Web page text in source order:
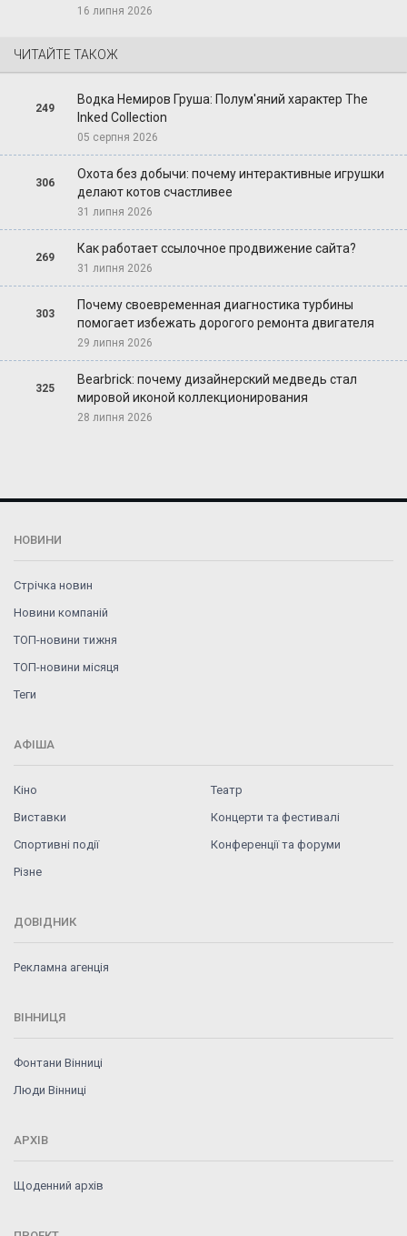
16 липня 2026
ЧИТАЙТЕ ТАКОЖ
249
Водка Немиров Груша: Полум'яний характер The
Inked Collection
05 серпня 2026
306
Охота без добычи: почему интерактивные игрушки
делают котов счастливее
31 липня 2026
269
Как работает ссылочное продвижение сайта?
31 липня 2026
303
Почему своевременная диагностика турбины
помогает избежать дорогого ремонта двигателя
29 липня 2026
325
Bearbrick: почему дизайнерский медведь стал
мировой иконой коллекционирования
28 липня 2026
НОВИНИ
Стрічка новин
Новини компаній
ТОП-новини тижня
ТОП-новини місяця
Теги
АФІША
Кіно
Театр
Виставки
Концерти та фестивалі
Спортивні події
Конференції та форуми
Різне
ДОВІДНИК
Рекламна агенція
ВІННИЦЯ
Фонтани Вінниці
Люди Вінниці
АРХІВ
Щоденний архів